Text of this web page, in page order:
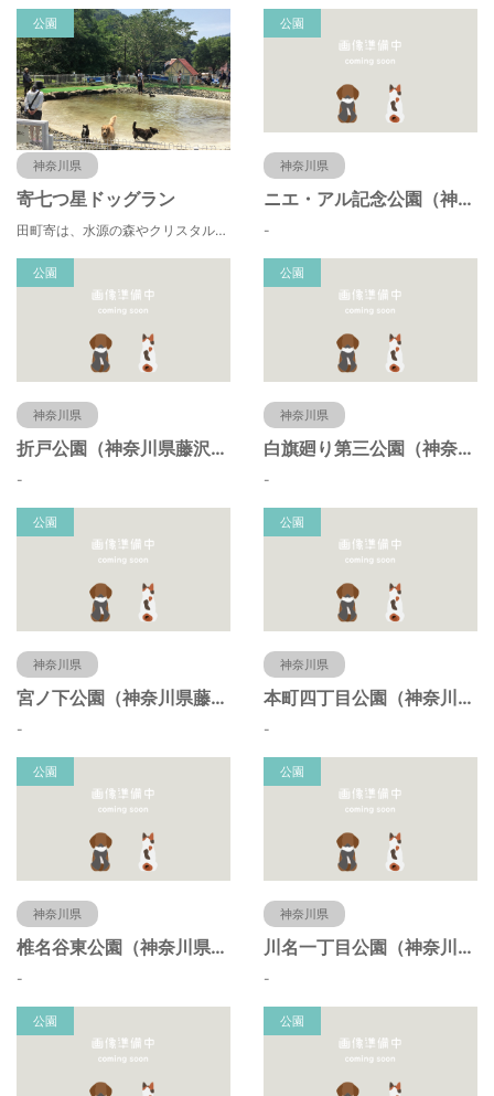
公園
神奈川県
寄七つ星ドッグラン
田町寄は、水源の森やクリスタルな清流 、 満天の星空などの豊かな自然に包まれ、 食や農、芸術の魅力あふれる川の里です。 ドッグランエリアを中心とした『やどりき七つ星ヴィレッジ』を ゆっくりお楽しみください。
公園
神奈川県
ニエ・アル記念公園（神奈川県藤沢市）
-
公園
神奈川県
折戸公園（神奈川県藤沢市）
-
公園
神奈川県
白旗廻り第三公園（神奈川県藤沢市）
-
公園
神奈川県
宮ノ下公園（神奈川県藤沢市）
-
公園
神奈川県
本町四丁目公園（神奈川県藤沢市）
-
公園
神奈川県
椎名谷東公園（神奈川県藤沢市）
-
公園
神奈川県
川名一丁目公園（神奈川県藤沢市）
-
公園 公園